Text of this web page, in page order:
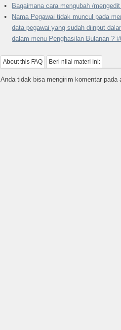
Bagaimana cara mengubah /
Nama Pegawai tidak muncul pada
data pegawai yang sudah diinput
dalam menu Penghasilan Bulanan ?
About this FAQ Beri nilai materi ini:
Anda tidak bisa mengirim komentar pada